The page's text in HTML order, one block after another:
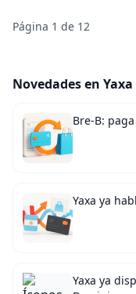
Página 1 de 12
Novedades en Yaxa
Bre-B:
Yaxa ya
Yaxa ya